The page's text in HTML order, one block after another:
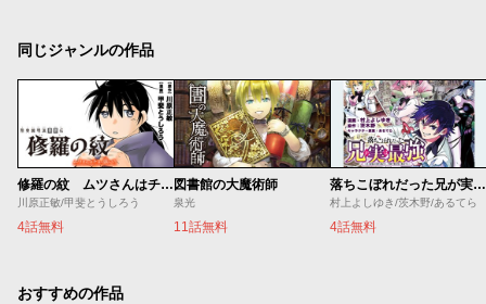
同じジャンルの作品
修羅の紋 ムツさんはチョー強い？！
川原正敏/甲斐とうしろう
4話無料
図書館の大魔術師
泉光
11話無料
落ちこぼれだった兄が実は最強 ～史上最強の勇者は転生し、学園で無自覚に無双する～
村上よしゆき/茨木野/あるてら
4話無料
おすすめの作品